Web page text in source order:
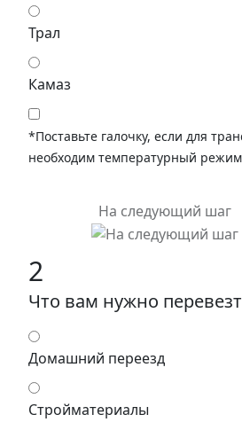
Трал
Камаз
*Поставьте галочку, если для
необходим температурный режим
На следующий шаг
2
Что вам нужно
Домашний переезд
Стройматериалы